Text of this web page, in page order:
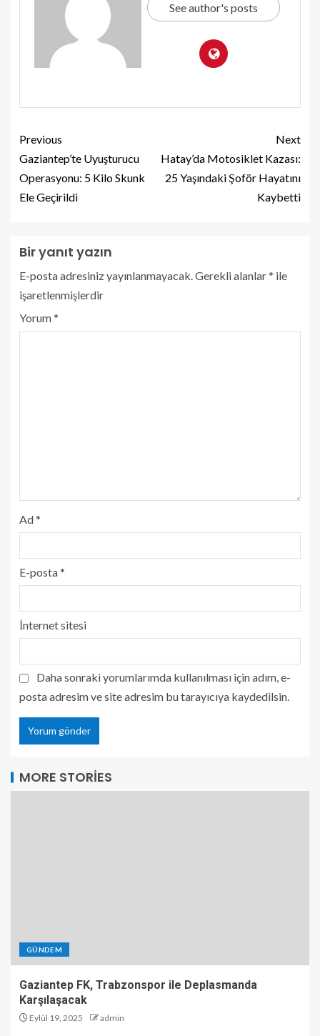
See author's posts
Previous
Gaziantep’te Uyuşturucu
Operasyonu: 5 Kilo Skunk
Ele Geçirildi
Next
Hatay’da Motosiklet Kazası:
25 Yaşındaki Şoför Hayatını
Kaybetti
Bir yanıt yazın
E-posta adresiniz yayınlanmayacak.Gerekli alanlar* ile
işaretlenmişlerdir
Yorum*
Ad*
E-posta*
İnternet sitesi
Daha sonraki yorumlarımda kullanılması için adım, e-
posta adresim ve site adresim bu tarayıcıya kaydedilsin.
MORE STORIES
GÜNDEM
Gaziantep FK, Trabzonspor ile Deplasmanda
Karşılaşacak
Eylül 19, 2025 admin